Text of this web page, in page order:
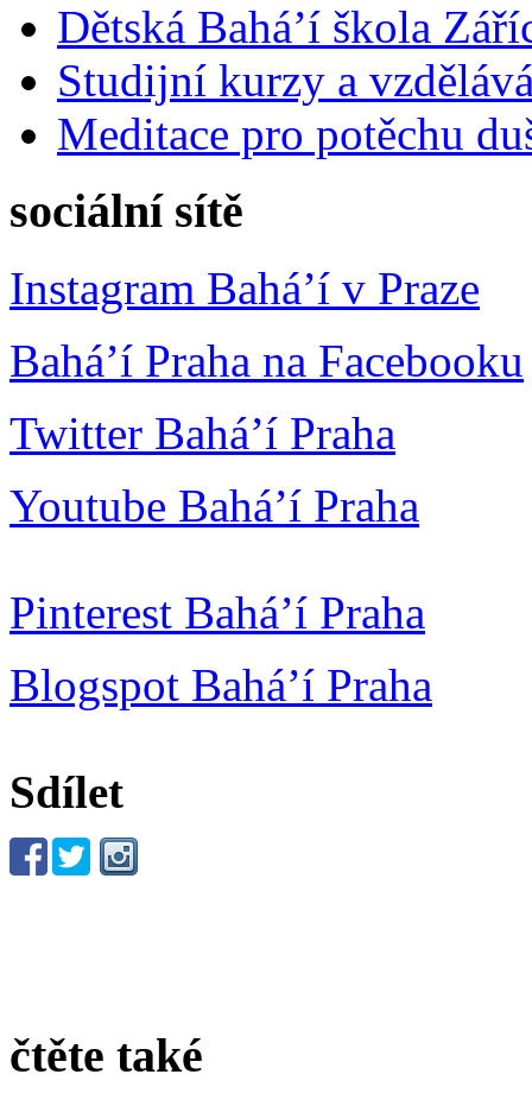
Dětská Bahá’í škola
Studijní kurzy a
Meditace pro potěchu
sociální sítě
Instagram Bahá’í v Praze
Bahá’í Praha na Facebooku
Twitter Bahá’í Praha
Youtube Bahá’í Praha
Pinterest Bahá’í Praha
Blogspot Bahá’í Praha
Sdílet
čtěte také